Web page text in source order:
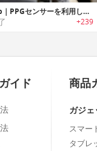
Biostrap｜PPGセンサーを利用して健康状態を把握可能なクリニカル品質マルチデバイスウェアラブルプラットフォーム 「バイオストラップ」
+239
イド 商品
ガジェ
スマー
タブレ